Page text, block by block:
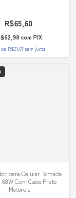
R$65,60
com PIX
de R$21,87 sem juros
para Celular Tomada
Com Cabo Preto
Motorola